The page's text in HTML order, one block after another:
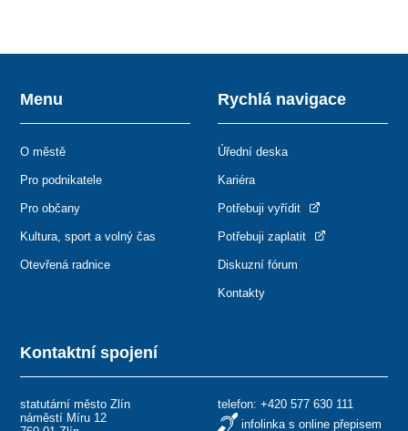
Kontaktní spojení
statutární město Zlín
náměstí Míru 12
telefon: +420 577 630 111
infolinka s online přepisem
Menu
O městě
Pro podnikatele
Pro občany
Kultura, sport a volný čas
Otevřená radnice
Rychlá navigace
Úřední deska
Kariéra
Potřebuji vyřídit
Potřebuji zaplatit
Diskuzní fórum
Kontakty